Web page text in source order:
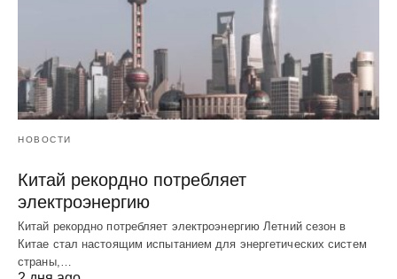
НОВОСТИ
Китай рекордно потребляет
электроэнергию
Китай рекордно потребляет электроэнергию Летний сезон в
Китае стал настоящим испытанием для энергетических систем
страны,…